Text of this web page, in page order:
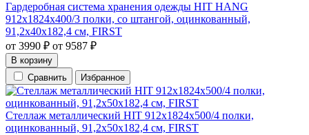
Гардеробная система хранения одежды HIT HANG
912х1824х400/3 полки, со штангой, оцинкованный,
91,2х40х182,4 см, FIRST
от 3990 ₽ от 9587 ₽
В корзину
Сравнить
Избранное
Стеллаж металлический HIT 912х1824х500/4 полки,
оцинкованный, 91,2х50х182,4 см, FIRST